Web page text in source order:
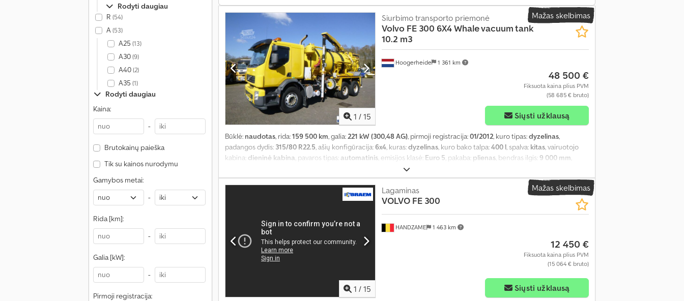
Rodyti daugiau
R (54)
A(53)
A25 (13)
A30(9)
A40(2)
A35 (1)
Rodyti daugiau
Kaina:
-
Brutokainų paieška
Tik su kainos nurodymu
Gamybos metai:
-
Rida [km]:
-
Galia [kW]:
-
Pirmoji registracija:
Mažas skelbimas
1 / 15
Hoogerheide 1 361 km
Siurbimo transporto priemonė
Volvo FE 300 6X4 Whale vacuum tank
10.2 m3
48 500 €
Fiksuota kaina plius PVM
(58 685 € bruto)
Siųsti užklausą
Būklė: naudotas, rida:159 500 km, galia:221 kW (300,48 AG), pirmoji registracija:01/2012, kuro tipas:dyzelinas,
padangos dydis: 315/80 R22.5, ašių konfigūracija:6x4, kuras:dyzelinas, kuro bako talpa:400 l, spalva: kitas, vairuotojo
kabina: dieninė kabina, pavaros tipas: automatinis, emisijos klasė: Euro 5, pakaba: plienas, bendras ilgis: 9 000 mm,
, Gamybos metai:
Mažas skelbimas
1 / 15
HANDZAME 1 463 km
Lagaminas
VOLVO FE 300
12 450 €
Fiksuota kaina plius PVM
(15 064 € bruto)
Siųsti užklausą